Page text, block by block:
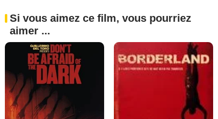
Si vous aimez ce film, vous pourriez
aimer ...